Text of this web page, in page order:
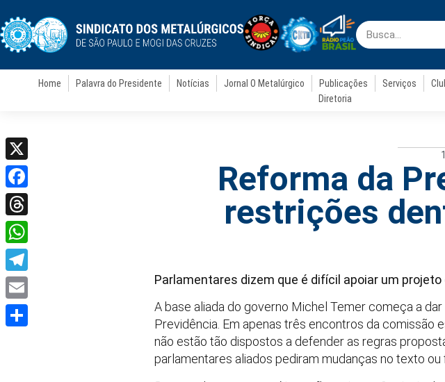
Home Palavra do Presidente Notícias Jornal O Metalúrgico Publicações Serviços
Diretoria
Reforma da
restrições
Parlamentares dizem que é difícil apoiar um
A base aliada do governo Michel Temer começa a
Previdência. Em apenas três encontros da comissão
não estão tão dispostos a defender as regras
parlamentares aliados pediram mudanças no texto
X
Facebook
Threads
WhatsApp
Telegram
Email